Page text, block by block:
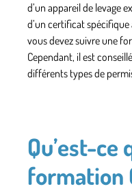
d’un appareil de levage
d’un certificat spécifique
vous devez suivre une
Cependant, il est
différents types de
Qu’est-ce
formation